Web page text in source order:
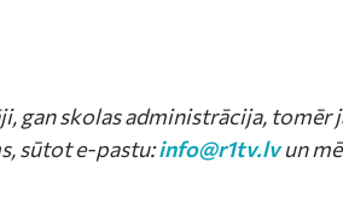
gan skolas administrācija, tomēr
sūtot e-pastu:info@r1tv.lvun